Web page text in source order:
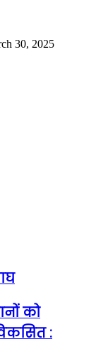
30, 2025
को
: